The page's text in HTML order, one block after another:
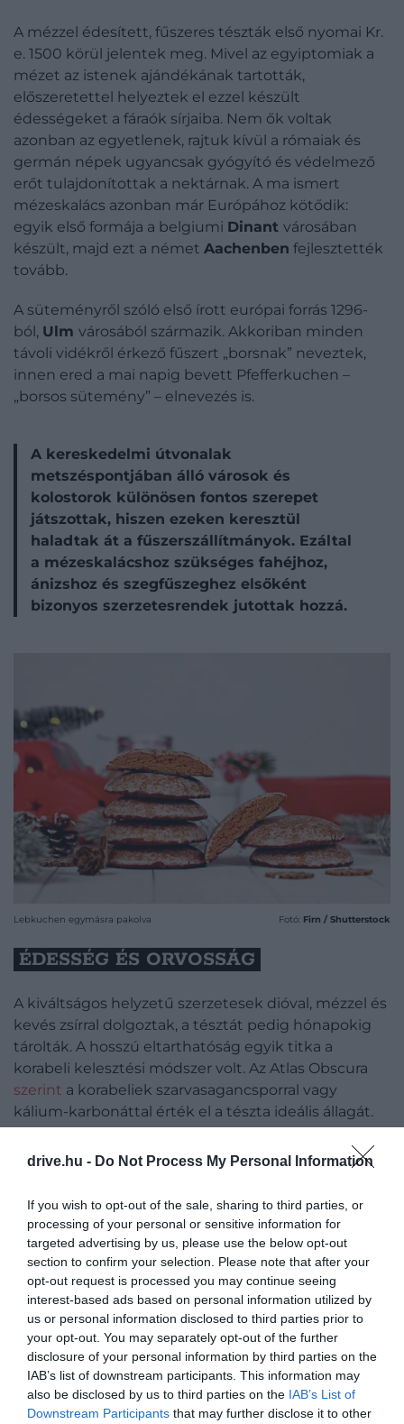
drive.hu - Do Not Process My Personal Information
If you wish to opt-out of the sale, sharing to third parties, or
processing of your personal or sensitive information for
targeted advertising by us, please use the below opt-out
section to confirm your selection. Please note that after your
opt-out request is processed you may continue seeing
interest-based ads based on personal information utilized by
us or personal information disclosed to third parties prior to
your opt-out. You may separately opt-out of the further
disclosure of your personal information by third parties on the
IAB’s list of downstream participants. This information may
also be disclosed by us to third parties on the IAB’s List of
Downstream Participants that may further disclose it to other
A mézzel édesített, fűszeres tészták első nyomai Kr.
e. 1500 körül jelentek meg. Mivel az egyiptomiak a
mézet az istenek ajándékának tartották,
előszeretettel helyeztek el ezzel készült
édességeket a fáraók sírjaiba. Nem ők voltak
azonban az egyetlenek, rajtuk kívül a rómaiak és
germán népek ugyancsak gyógyító és védelmező
erőt tulajdonítottak a nektárnak. A ma ismert
mézeskalács azonban már Európához kötődik:
egyik első formája a belgiumi Dinant városában
készült, majd ezt a német Aachenben fejlesztették
tovább.
A süteményről szóló első írott európai forrás 1296-
ból, Ulm városából származik. Akkoriban minden
távoli vidékről érkező fűszert „borsnak” neveztek,
innen ered a mai napig bevett Pfefferkuchen –
„borsos sütemény” – elnevezés is.
A kereskedelmi útvonalak
metszéspontjában álló városok és
kolostorok különösen fontos szerepet
játszottak, hiszen ezeken keresztül
haladtak át a fűszerszállítmányok. Ezáltal
a mézeskalácshoz szükséges fahéjhoz,
ánizshoz és szegfűszeghez elsőként
bizonyos szerzetesrendek jutottak hozzá.
Lebkuchen egymásra pakolva Fotó: Firn / Shutterstock
ÉDESSÉG ÉS ORVOSSÁG
A kiváltságos helyzetű szerzetesek dióval, mézzel és
kevés zsírral dolgoztak, a tésztát pedig hónapokig
tárolták. A hosszú eltarthatóság egyik titka a
korabeli kelesztési módszer volt. Az Atlas Obscura
szerint a korabeliek szarvasagancsporral vagy
kálium-karbonáttal érték el a tészta ideális állagát.
hanem csak a kemence hőjében lépett
eredményezett. A mézeskalácsot ekkoriban
immunrendszert erősítő hatása miatt sok helyen
gyógyételként tartották számon.
A frankföldi kolostorokból indult tovább az a
hagyomány, amelyNürnbergkörnyékén
teljesedett ki. A várost sűrű erdők, méhészetek és
jól kiépített kereskedelmi utak vették körül, így
minden alapanyag könnyen elérhetővé vált. A
„Lebkuchen” elnevezés 1409-ben jelenik meg
először írásban, eredete viszontmáig vitatott.